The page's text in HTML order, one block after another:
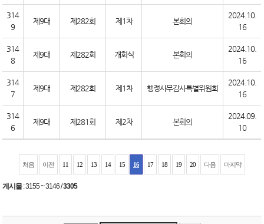
314
9
제9대 제282회 제1차 본회의
2024.10.
16
314
8
제9대 제282회 개회식 본회의
2024.10.
16
314
7
제9대 제282회 제1차 행정사무감사특별위원회
2024.10.
16
314
6
제9대 제281회 제2차 본회의
2024.09.
10
처음 이전 11 12 13 14 15 16 17 18 19 20 다음 마지막
게시물:3155 ~ 3146/3305